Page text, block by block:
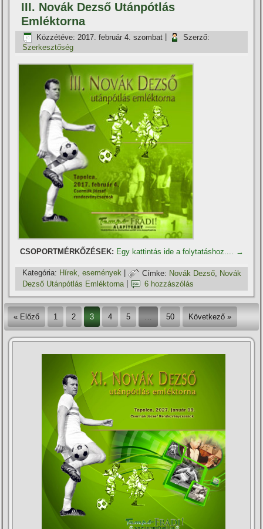
III. Novák Dezső Utánpótlás
Emléktorna
Közzétéve: 2017. február 4. szombat
Szerző:
Szerkesztőség
CSOPORTMÉRKŐZÉSEK: Egy kattintás ide a folytatáshoz.... →
Kategória: Hí­rek, események | Címke: Novák Dezső Novák
Dezső Utánpótlás Emléktorna
6 hozzászólás
« Előző 1 2 3 4 5 … 50 Következő »